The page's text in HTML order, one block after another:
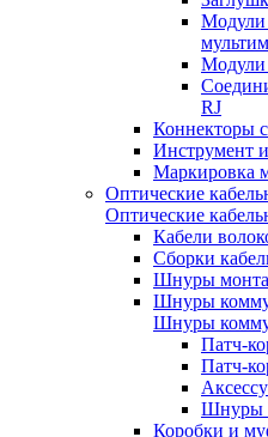
Модули
Модули
RJ
Коннекторы
Инструмент
Маркировка
Оптические
Оптические
Кабели
Сборки
Шнуры
Шнуры
Шнуры
Патч-
Патч-
Шнуры
Коробки и